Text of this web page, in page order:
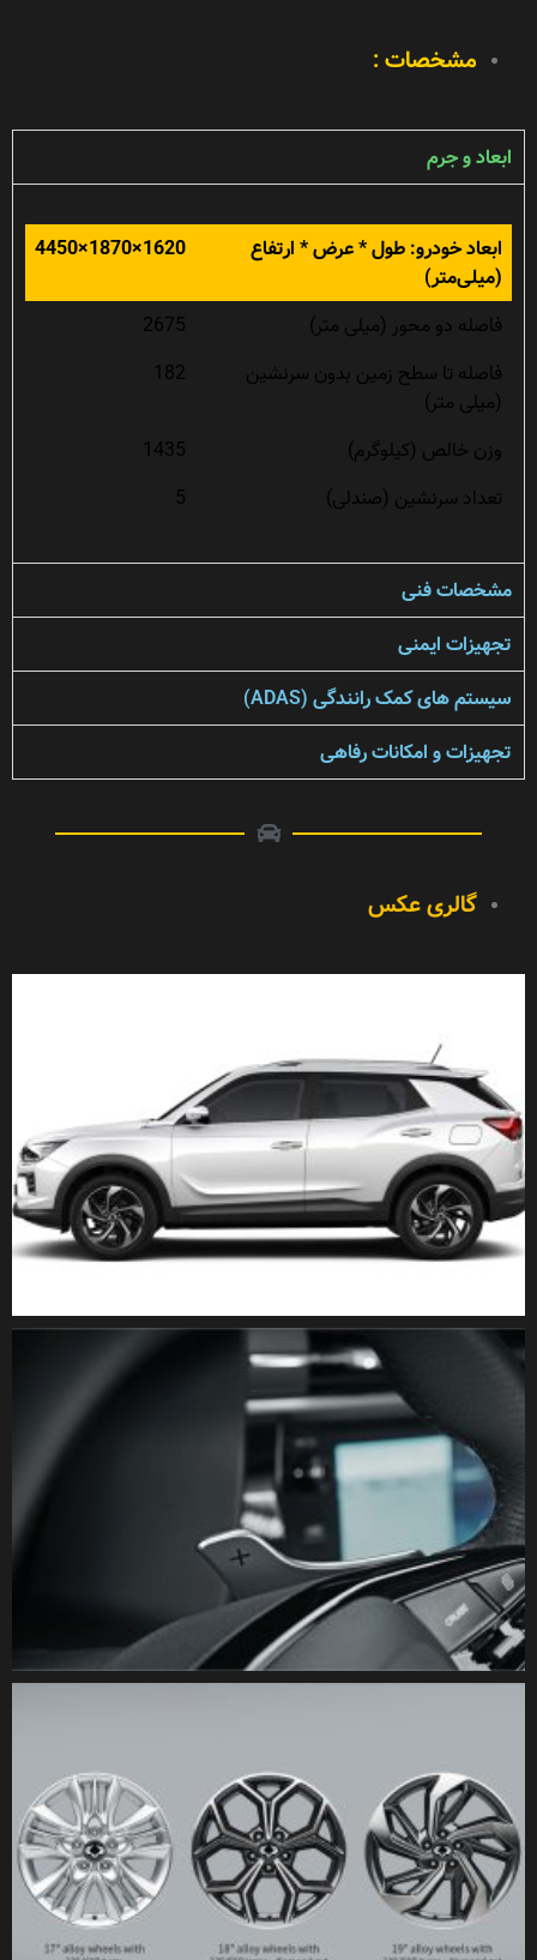
مشخصات :
ابعاد و جرم
ابعاد خودرو: طول * عرض * ارتفاع
(میلی‌متر)
1620×1870×4450
فاصله دو محور (میلی متر) 2675
فاصله تا سطح زمین بدون سرنشین
(میلی متر)
182
وزن خالص (کیلوگرم) 1435
تعداد سرنشین (صندلی) 5
مشخصات فنی
تجهیزات ایمنی
سیستم های کمک رانندگی (ADAS)
تجهیزات و امکانات رفاهی
گالری عکس